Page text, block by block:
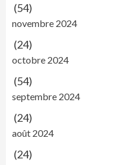
(54)
novembre 2024
(24)
octobre 2024
(54)
septembre 2024
(24)
août 2024
(24)